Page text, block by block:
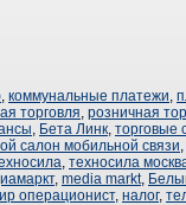
, коммунальные платежи,
торговля, розничная
, Бета Линк, торговые
салон мобильной связи,
, техносила
, media markt,
операционист, налог,